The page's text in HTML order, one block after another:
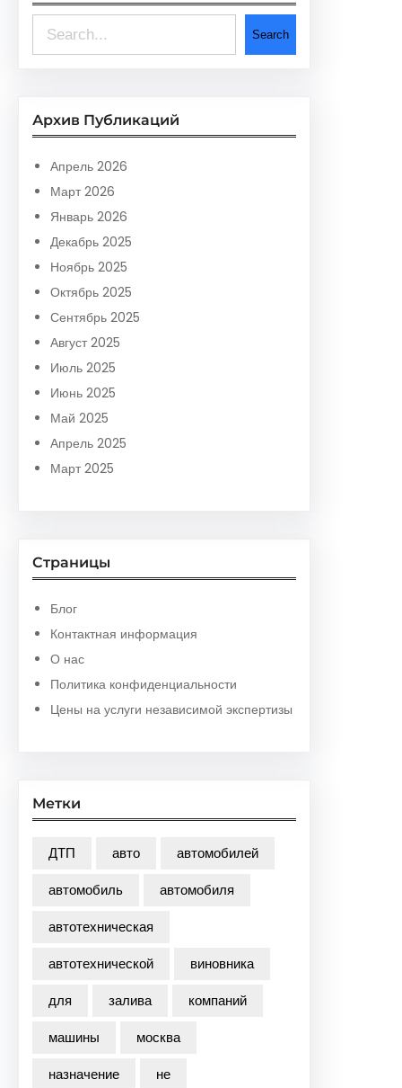
e
r
c
h
Search
Архив Публикаций
Апрель 2026
Март 2026
Январь 2026
Декабрь 2025
Ноябрь 2025
Октябрь 2025
Сентябрь 2025
Август 2025
Июль 2025
Июнь 2025
Май 2025
Апрель 2025
Март 2025
Страницы
Блог
Контактная информация
О нас
Политика конфиденциальности
Цены на услуги независимой экспертизы
Метки
ДТП авто
автомобилей
автомобиль
автомобиля
автотехническая
автотехнической
виновника
для
залива
компаний
машины
москва
назначение
не